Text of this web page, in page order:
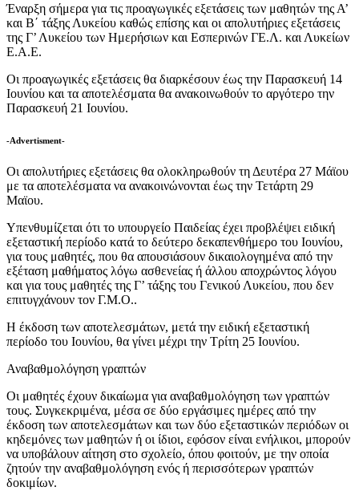
Έναρξη σήμερα για τις προαγωγικές εξετάσεις των μαθητών της Α’
και Β΄ τάξης Λυκείου καθώς επίσης και οι απολυτήριες εξετάσεις
της Γ’ Λυκείου των Ημερήσιων και Εσπερινών ΓΕ.Λ. και Λυκείων
Ε.Α.Ε.
Οι προαγωγικές εξετάσεις θα διαρκέσουν έως την Παρασκευή 14
Ιουνίου και τα αποτελέσματα θα ανακοινωθούν το αργότερο την
Παρασκευή 21 Ιουνίου.
-Advertisment-
Οι απολυτήριες εξετάσεις θα ολοκληρωθούν τη Δευτέρα 27 Μάϊου
με τα αποτελέσματα να ανακοινώνονται έως την Τετάρτη 29
Μαϊου.
Υπενθυμίζεται ότι το υπουργείο Παιδείας έχει προβλέψει ειδική
εξεταστική περίοδο κατά το δεύτερο δεκαπενθήμερο του Ιουνίου,
για τους μαθητές, που θα απουσιάσουν δικαιολογημένα από την
εξέταση μαθήματος λόγω ασθενείας ή άλλου αποχρώντος λόγου
και για τους μαθητές της Γ’ τάξης του Γενικού Λυκείου, που δεν
επιτυγχάνουν τον Γ.Μ.Ο..
Η έκδοση των αποτελεσμάτων, μετά την ειδική εξεταστική
περίοδο του Ιουνίου, θα γίνει μέχρι την Τρίτη 25 Ιουνίου.
Αναβαθμολόγηση γραπτών
Οι μαθητές έχουν δικαίωμα για αναβαθμολόγηση των γραπτών
τους. Συγκεκριμένα, μέσα σε δύο εργάσιμες ημέρες από την
έκδοση των αποτελεσμάτων και των δύο εξεταστικών περιόδων οι
κηδεμόνες των μαθητών ή οι ίδιοι, εφόσον είναι ενήλικοι, μπορούν
να υποβάλουν αίτηση στο σχολείο, όπου φοιτούν, με την οποία
ζητούν την αναβαθμολόγηση ενός ή περισσότερων γραπτών
δοκιμίων.